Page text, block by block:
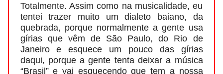
Totalmente. Assim como na musicalidade, eu
tentei trazer muito um dialeto baiano, da
quebrada, porque normalmente a gente usa
gírias que vêm de São Paulo, do Rio de
Janeiro e esquece um pouco das gírias
daqui, porque a gente tenta deixar a música
“Brasil” e vai esquecendo que tem a nossa